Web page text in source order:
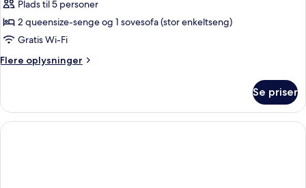
Superior-
lejlighed
Plads til 5 personer
2 queensize-senge og 1 sovesofa (stor enkeltseng)
Gratis Wi-Fi
Flere oplysninger
Flere
lejlighed
Se priser